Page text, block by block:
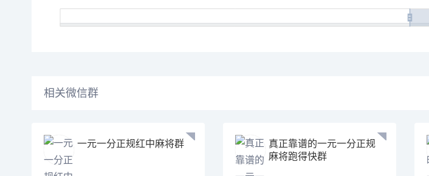
相关微信群
一元一分正规红中麻将群
真正靠谱的一元一分正规
麻将跑得快群